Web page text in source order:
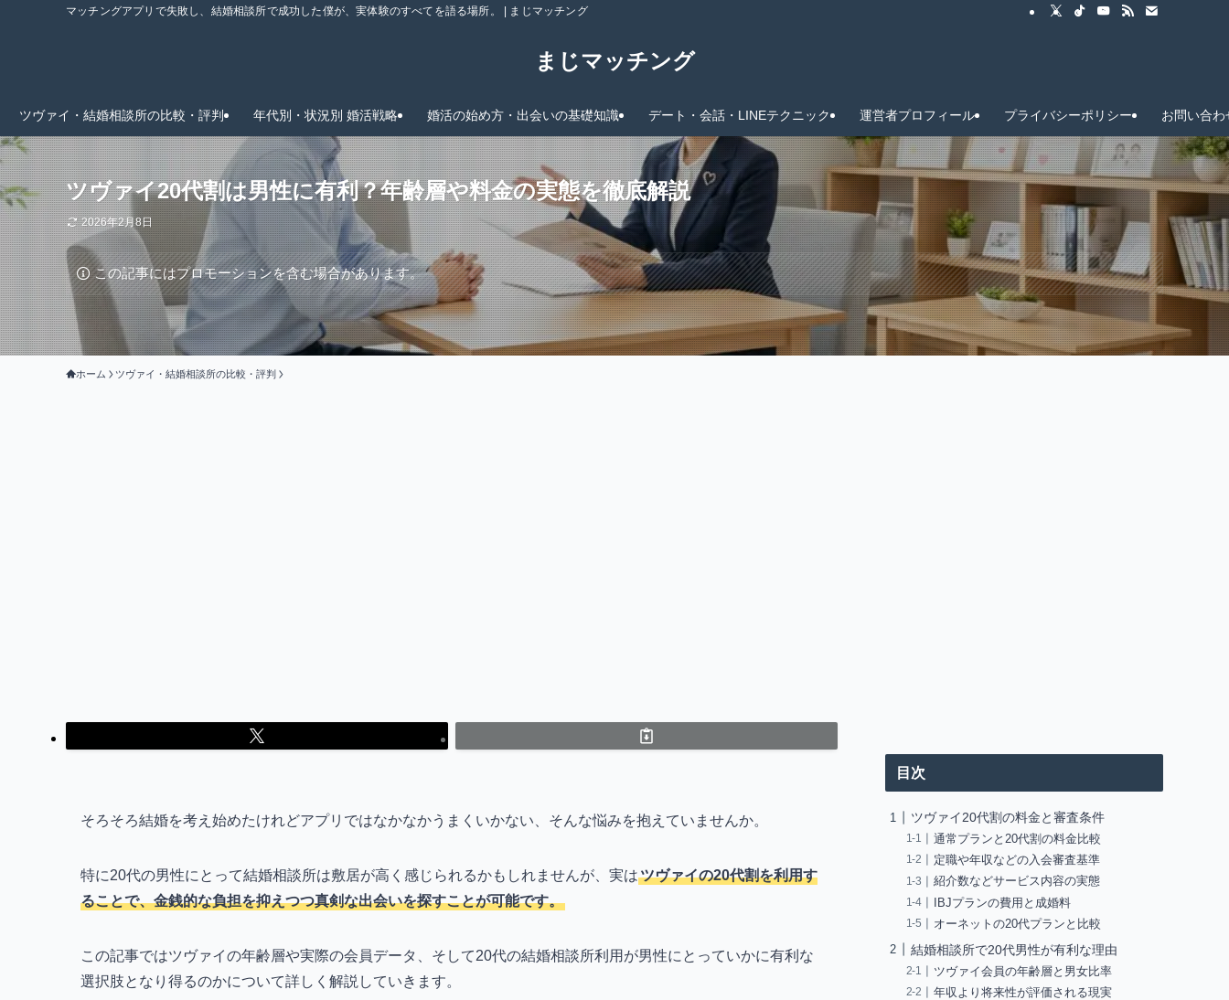
マッチングアプリで失敗し、結婚相談所で成功した僕が、実体験のすべてを語る場所。 | まじマッチング
まじマッチング
ツヴァイ・結婚相談所の比較・評判 年代別・状況別 婚活戦略 婚活の始め方・出会いの基礎知識 デート・会話・LINEテクニック 運営者プロフィール プライバシーポリシー お問い合わ
ツヴァイ20代割は男性に有利？年齢層や料金の実態を徹底解説
2026年2月8日
この記事にはプロモーションを含む場合があります。
ホーム ツヴァイ・結婚相談所の比較・評判
そろそろ結婚を考え始めたけれどアプリではなかなかうまくいかない、そんな悩みを抱えていませんか。
特に20代の男性にとって結婚相談所は敷居が高く感じられるかもしれませんが、実はツヴァイの20代割を利用す
ることで、金銭的な負担を抑えつつ真剣な出会いを探すことが可能です。
この記事ではツヴァイの年齢層や実際の会員データ、そして20代の結婚相談所利用が男性にとっていかに有利な
選択肢となり得るのかについて詳しく解説していきます。
目次
ツヴァイ20代割の料金と審査条件
通常プランと20代割の料金比較
定職や年収などの入会審査基準
紹介数などサービス内容の実態
IBJプランの費用と成婚料
オーネットの20代プランと比較
結婚相談所で20代男性が有利な理由
ツヴァイ会員の年齢層と男女比率
年収より将来性が評価される現実